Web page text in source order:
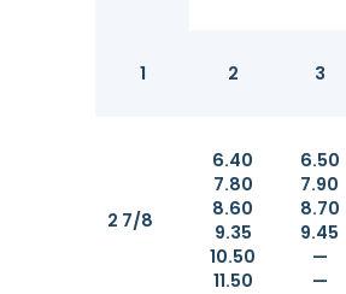
1 2 3
2 7/8
6.40
7.80
8.60
9.35
10.50
11.50
6.50
7.90
8.70
9.45
—
—